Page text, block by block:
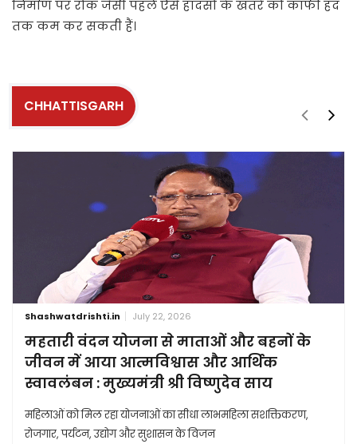
निर्माण पर रोक जैसी पहलें ऐसे हादसों के खतरे को काफी हद
तक कम कर सकती हैं।
CHHATTISGARH
Shashwatdrishti.in July 22, 2026
महतारी वंदन योजना से माताओं और बहनों के
जीवन में आया आत्मविश्वास और आर्थिक
स्वावलंबन : मुख्यमंत्री श्री विष्णुदेव साय
महिलाओं को मिल रहा योजनाओं का सीधा लाभमहिला सशक्तिकरण,
रोजगार, पर्यटन, उद्योग और सुशासन के विजन